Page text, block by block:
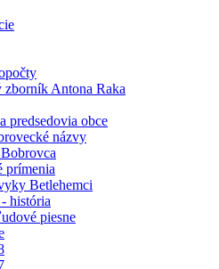
zborník Antona Raka
predsedovia obce
názvy
prímenia
Betlehemci
história
piesne